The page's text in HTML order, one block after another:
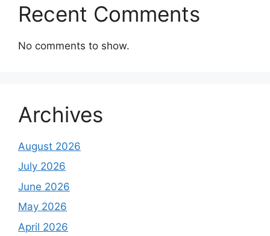
Recent Comments
No comments to show.
Archives
August 2026
July 2026
June 2026
May 2026
April 2026